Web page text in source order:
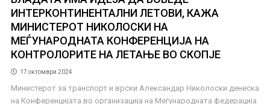
ИНТЕРКОНТИНЕНТАЛНИ ЛЕТОВИ, КАЖА
МИНИСТЕРОТ НИКОЛОСКИ НА
МЕЃУНАРОДНАТА КОНФЕРЕНЦИЈА НА
КОНТРОЛОРИТЕ НА ЛЕТАЊЕ ВО СКОПЈЕ
17 октомври 2024
Министерот за транспорт и врски Александар Николоски денеска
на Конференцијата во организација на Меѓународната федерација